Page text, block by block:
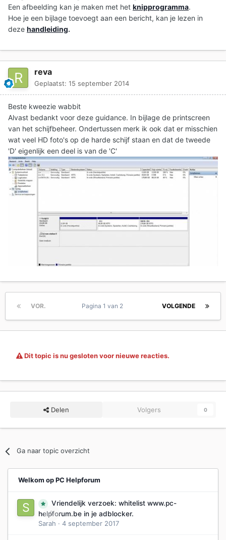
Een afbeelding kan je maken met het knipprogramma.
Hoe je een bijlage toevoegt aan een bericht, kan je lezen in
deze handleiding.
reva
Geplaatst: 15 september 2014
Beste kweezie wabbit
Alvast bedankt voor deze guidance. In bijlage de printscreen
van het schijfbeheer. Ondertussen merk ik ook dat er misschien
wat veel HD foto's op de harde schijf staan en dat de tweede
'D' eigenlijk een deel is van de 'C'
VOR. VOLGENDE
Pagina 1 van 2
Dit topic is nu gesloten voor nieuwe reacties.
Delen Volgers 0
Ga naar topic overzicht
Welkom op PC Helpforum
0
Vriendelijk verzoek: whitelist www.pc-
helpforum.be in je adblocker.
Sarah · 4 september 2017